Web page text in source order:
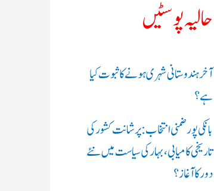
ر
ی
ں
:
حالیہ پوسٹیں
آخر ہندوستانی شہری ہونے کا ثبوت کیا
ہے؟
بانکی پور ضمنی انتخاب: پرشانت کشور کی
تاریخی کامیابی، بہار کی سیاست میں نئے
دور کا آغاز؟